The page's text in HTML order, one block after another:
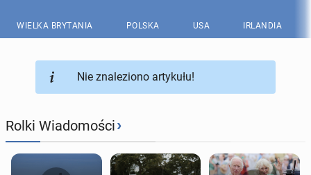
WIELKA BRYTANIA POLSKA USA IRLANDIA
Nie znaleziono artykułu!
Rolki Wiadomości›